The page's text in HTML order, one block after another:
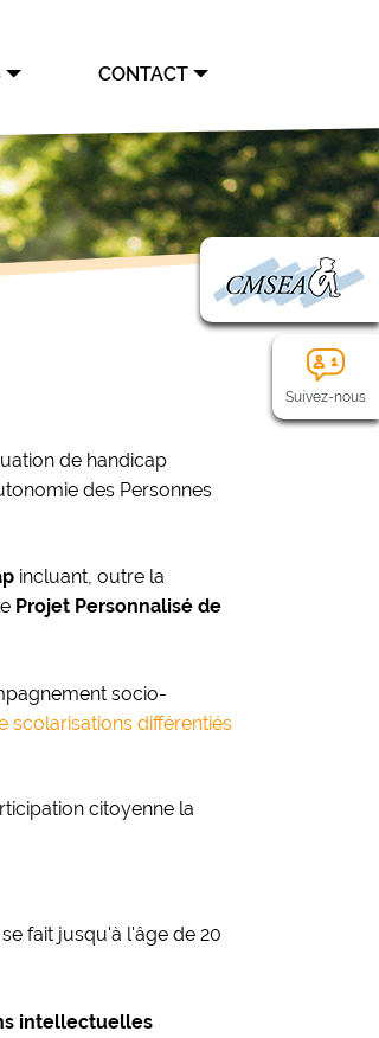
CONTACT
Suivez-nous
de handicap
des Personnes
incluant, outre la
Projet Personnalisé de
socio-
scolarisations différentiés
citoyenne la
fait jusqu'à l'âge de 20
intellectuelles